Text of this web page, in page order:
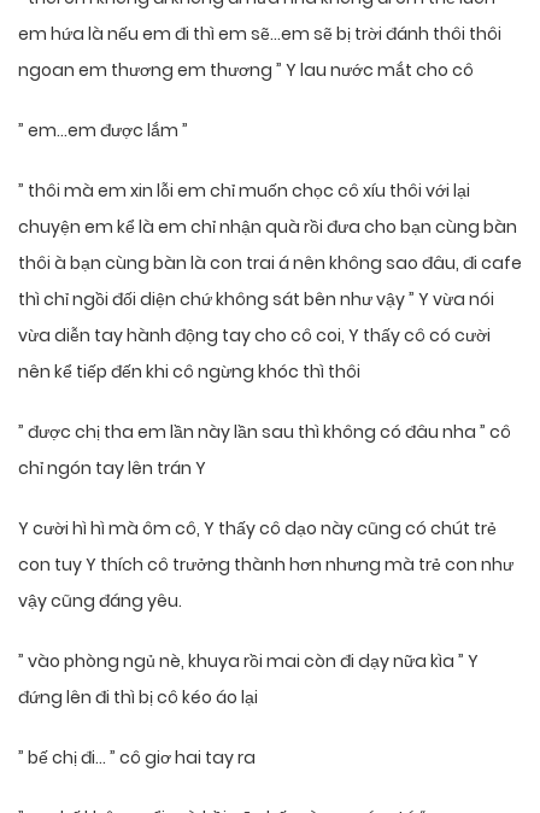
em hứa là nếu em đi thì em sẽ…em sẽ bị trời đánh thôi thôi
ngoan em thương em thương ” Y lau nước mắt cho cô
” em…em được lắm ”
” thôi mà em xin lỗi em chỉ muốn chọc cô xíu thôi với lại
chuyện em kể là em chỉ nhận quà rồi đưa cho bạn cùng bàn
thôi à bạn cùng bàn là con trai á nên không sao đâu, đi cafe
thì chỉ ngồi đối diện chứ không sát bên như vậy ” Y vừa nói
vừa diễn tay hành động tay cho cô coi, Y thấy cô có cười
nên kể tiếp đến khi cô ngừng khóc thì thôi
” được chị tha em lần này lần sau thì không có đâu nha ” cô
chỉ ngón tay lên trán Y
Y cười hì hì mà ôm cô, Y thấy cô dạo này cũng có chút trẻ
con tuy Y thích cô trưởng thành hơn nhưng mà trẻ con như
vậy cũng đáng yêu.
” vào phòng ngủ nè, khuya rồi mai còn đi dạy nữa kìa ” Y
đứng lên đi thì bị cô kéo áo lại
” bế chị đi… ” cô giơ hai tay ra